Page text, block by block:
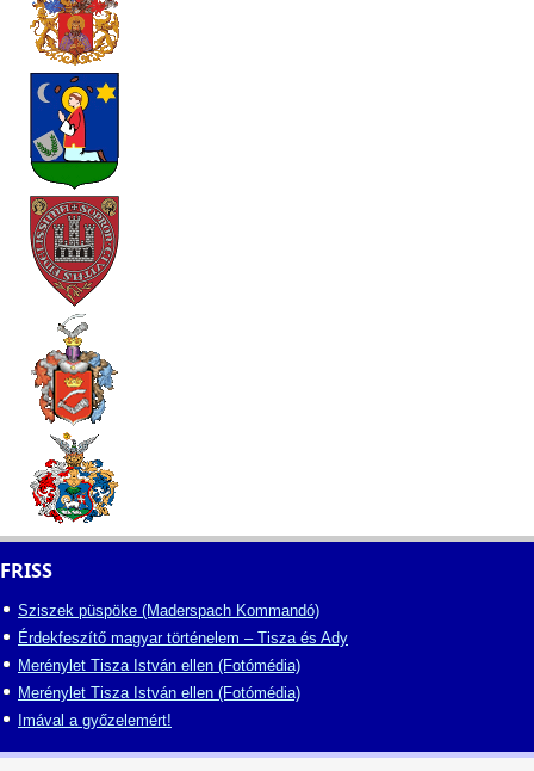
FRISS
Sziszek püspöke (Maderspach Kommandó)
Érdekfeszítő magyar történelem – Tisza és Ady
Merénylet Tisza István ellen (Fotómédia)
Merénylet Tisza István ellen (Fotómédia)
Imával a győzelemért!